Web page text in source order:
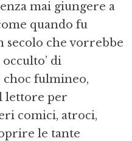
mai giungere a
quando fu
secolo che vorrebbe
di
choc fulmineo,
lettore per
comici, atroci,
le tante